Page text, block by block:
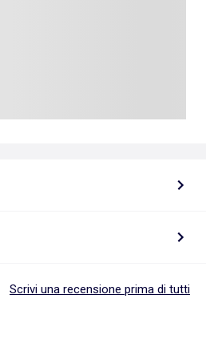
Scrivi una recensione prima di tutti